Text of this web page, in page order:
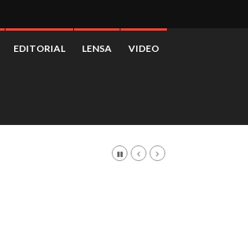
EDITORIAL LENSA VIDEO